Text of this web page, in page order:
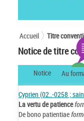
Accueil Titre
Notice de titre
Notice Au
Cyprien (02..-0258 ;
La vertu de patience
De bono patientiae